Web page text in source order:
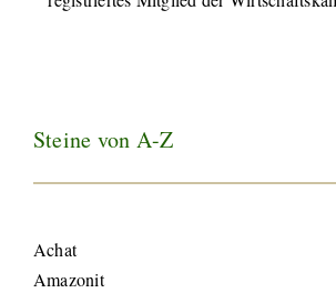
Steine von A-Z
Achat
Amazonit